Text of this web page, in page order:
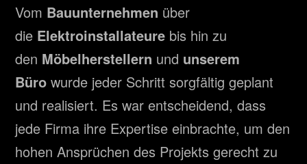
Vom Bauunternehmen über
die Elektroinstallateure bis hin zu
den Möbelherstellern und unserem
Büro wurde jeder Schritt sorgfältig geplant
und realisiert. Es war entscheidend, dass
jede Firma ihre Expertise einbrachte, um den
hohen Ansprüchen des Projekts gerecht zu